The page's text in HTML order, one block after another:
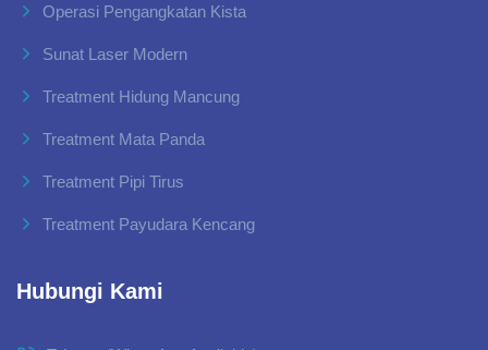
Operasi Pengangkatan Kista
Sunat Laser Modern
Treatment Hidung Mancung
Treatment Mata Panda
Treatment Pipi Tirus
Treatment Payudara Kencang
Hubungi Kami